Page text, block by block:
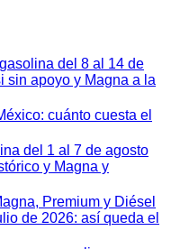
del 8 al 14 de
sin apoyo y Magna a la
cuánto cuesta el
del 1 al 7 de agosto
y Magna y
Premium y Diésel
de 2026: así queda el